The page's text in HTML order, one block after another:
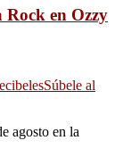
Rock en Ozzy
Súbele al
agosto en la